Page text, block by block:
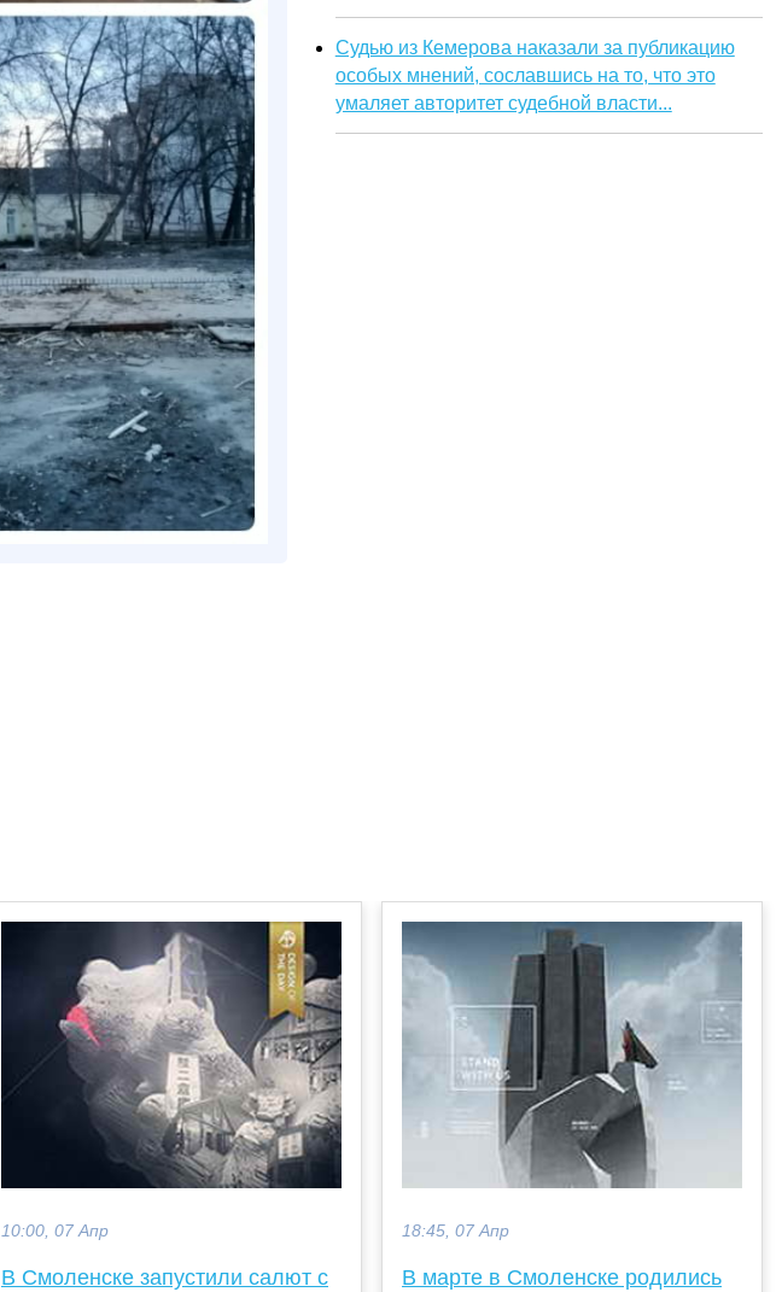
Судью из Кемерова наказали за публикацию
особых мнений, сославшись на то, что это
умаляет авторитет судебной власти...
10:00, 07 Апр
В Смоленске запустили салют с
18:45, 07 Апр
В марте в Смоленске родились